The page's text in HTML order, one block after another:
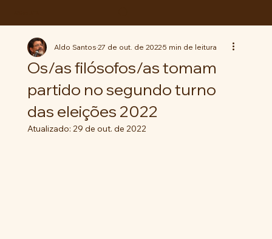
Os/as filósofos/as tomam
partido no segundo turno
das eleições 2022
Aldo Santos27 de out. de 20225 min de leitura
Atualizado: 29 de out. de 2022